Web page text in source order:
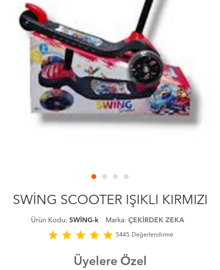
SWİNG SCOOTER IŞIKLI KIRMIZI
Ürün Kodu: SWİNG-k Marka: ÇEKİRDEK ZEKA
star star star star star 5445 Değerlendirme
Üyelere Özel